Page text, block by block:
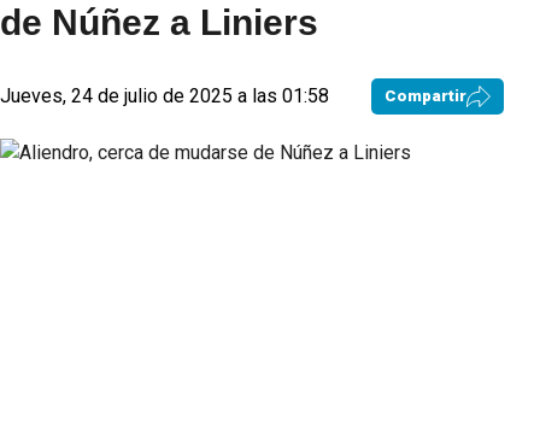
de Núñez a Liniers
Jueves, 24 de julio de 2025 a las 01:58 Compartir